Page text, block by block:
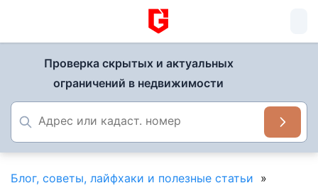
Проверка скрытых и актуальных
ограничений в недвижимости
Блог, советы, лайфхаки и полезные статьи »